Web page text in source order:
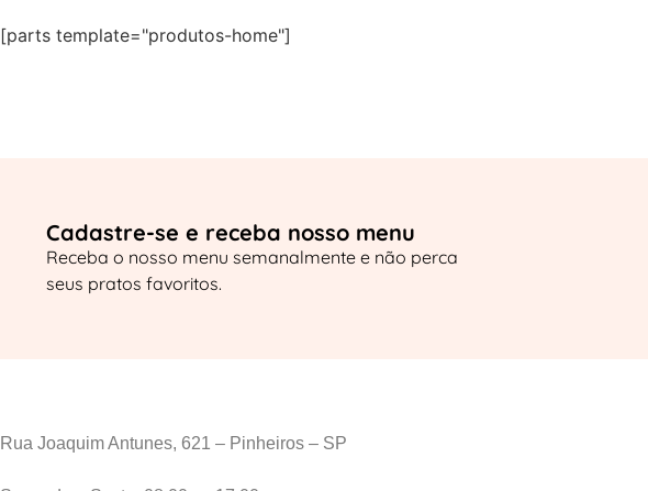
[parts template="produtos-home"]
Cadastre-se e receba nosso menu
Receba o nosso menu semanalmente e não perca
seus pratos favoritos.
Rua Joaquim Antunes, 621 – Pinheiros – SP